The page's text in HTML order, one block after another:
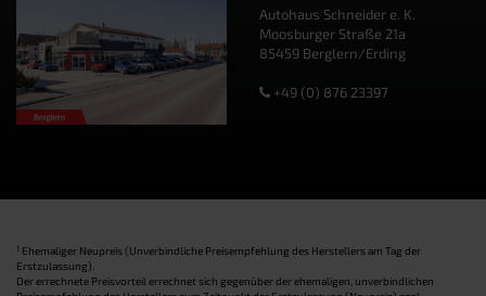
Autohaus Schneider e. K.
Moosburger Straße 21a
85459 Berglern/Erding
+49 (0) 876 23397
1 Ehemaliger Neupreis (Unverbindliche Preisempfehlung des Herstellers am Tag der
Erstzulassung).
Der errechnete Preisvorteil errechnet sich gegenüber der ehemaligen, unverbindlichen